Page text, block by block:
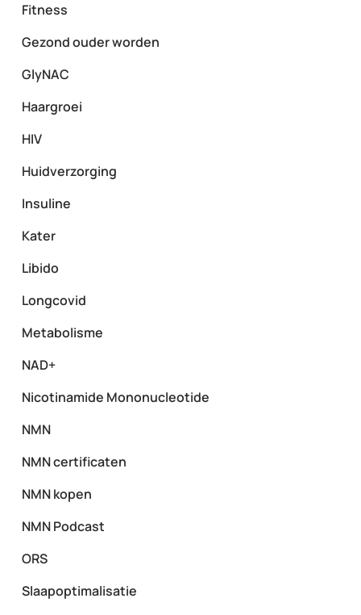
Fitness
Gezond ouder worden
GlyNAC
Haargroei
HIV
Huidverzorging
Insuline
Kater
Libido
Longcovid
Metabolisme
NAD+
Nicotinamide Mononucleotide
NMN
NMN certificaten
NMN kopen
NMN Podcast
ORS
Slaapoptimalisatie